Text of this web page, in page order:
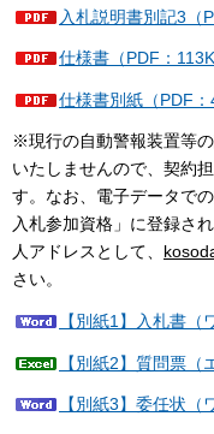
入札説明書別記3（
仕様書（PDF：
仕様書別紙（PDF：
※現行の自動警報装置等
いたしませんので、契約
す。なお、電子データで
入札参加資格」に登録さ
人アドレスとして、
さい。
【別紙1】入札書（
【別紙2】質問票（
【別紙3】委任状（